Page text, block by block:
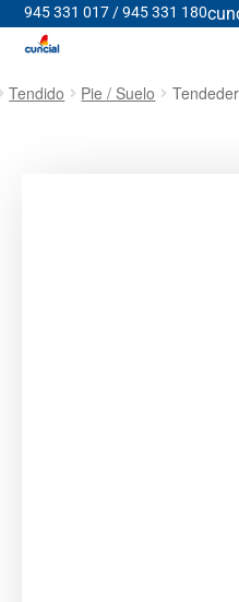
945 331 017 / 945 331 180
Tendido Pie / Suelo